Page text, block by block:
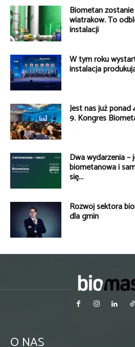
Biometan
wiatraków. To
instalacji
W tym roku
instalacja
Jest nas już
9. Kongres
Dwa wydarzenia –
biometanowa i
się...
Rozwój sektora
dla gmin
O NAS